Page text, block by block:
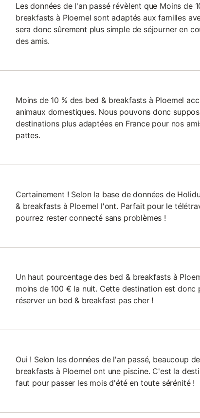
Les données de l'an passé révèlent que Moins de
breakfasts à Ploemel sont adaptés aux familles
sera donc sûrement plus simple de séjourner en
des amis.
Moins de 10 % des bed & breakfasts à Ploemel
animaux domestiques. Nous pouvons donc
destinations plus adaptées en France pour nos
pattes.
Certainement ! Selon la base de données de
& breakfasts à Ploemel l'ont. Parfait pour le
pourrez rester connecté sans problèmes !
Un haut pourcentage des bed & breakfasts à
moins de 100 € la nuit. Cette destination est donc
réserver un bed & breakfast pas cher !
Oui ! Selon les données de l'an passé, beaucoup
breakfasts à Ploemel ont une piscine. C'est la
faut pour passer les mois d'été en toute sérénité !